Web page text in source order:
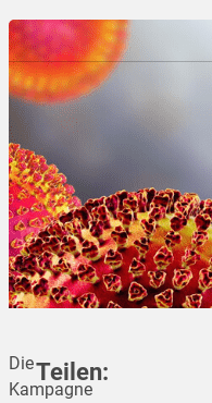
Die
Kampagne
Teilen: